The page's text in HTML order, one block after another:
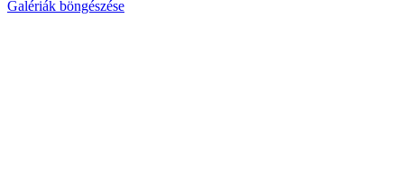
Galériák böngészése